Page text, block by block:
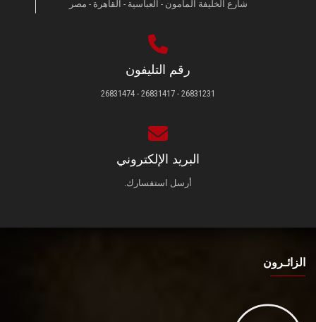
شارع الخليفة المأمون - العباسية - القاهرة - مصر
رقم التليفون
26831231 - 26831417 - 26831474
البريد الإلكتروني
أرسل استفسارك.
الزائـرون